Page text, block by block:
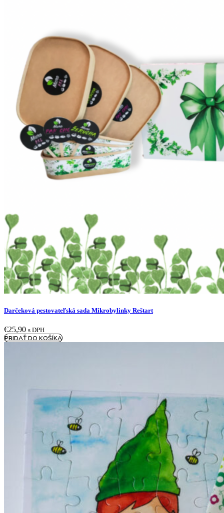
Darčeková pestovateľská sada Mikrobylinky Reštart
€25,90 s DPH
PRIDAŤ DO KOŠÍKA